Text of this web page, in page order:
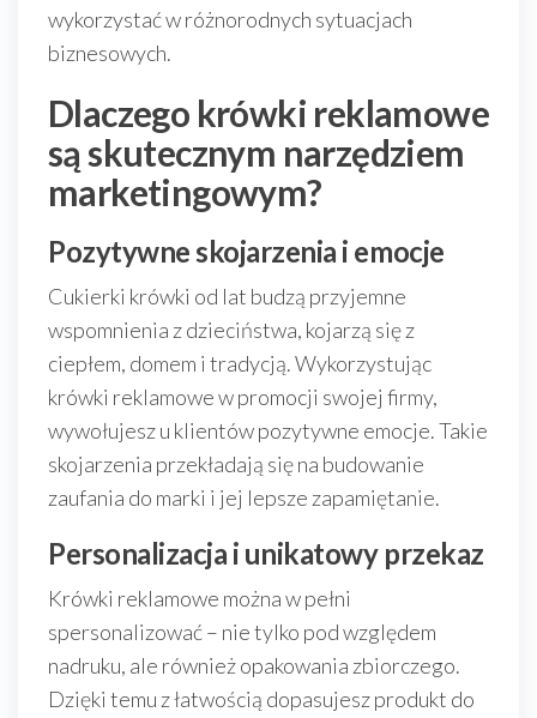
wykorzystać w różnorodnych sytuacjach
biznesowych.
Dlaczego krówki reklamowe
są skutecznym narzędziem
marketingowym?
Pozytywne skojarzenia i emocje
Cukierki krówki od lat budzą przyjemne
wspomnienia z dzieciństwa, kojarzą się z
ciepłem, domem i tradycją. Wykorzystując
krówki reklamowe w promocji swojej firmy,
wywołujesz u klientów pozytywne emocje. Takie
skojarzenia przekładają się na budowanie
zaufania do marki i jej lepsze zapamiętanie.
Personalizacja i unikatowy przekaz
Krówki reklamowe można w pełni
spersonalizować – nie tylko pod względem
nadruku, ale również opakowania zbiorczego.
Dzięki temu z łatwością dopasujesz produkt do